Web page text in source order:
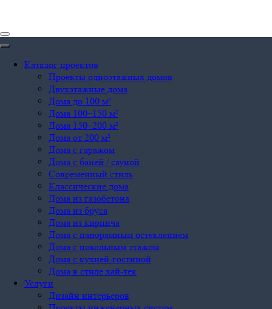
Каталог проектов
Проекты одноэтажных домов
Двухэтажные дома
Дома до 100 м²
Дома 100–150 м²
Дома 150–200 м²
Дома от 200 м²
Дома с гаражом
Дома с баней / сауной
Современный стиль
Классические дома
Дома из газобетона
Дома из бруса
Дома из кирпича
Дома с панорамным остеклением
Дома с цокольным этажом
Дома с кухней-гостиной
Дома в стиле хай-тек
Услуги
Дизайн интерьеров